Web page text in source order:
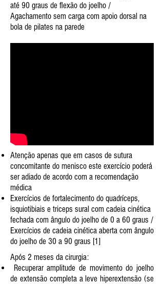
até 90 graus de flexão do joelho /
Agachamento sem carga com apoio dorsal na
bola de pilates na parede
Atenção apenas que em casos de sutura
concomitante do menisco este exercício poderá
ser adiado de acordo com a recomendação
médica
Exercícios de fortalecimento do quadríceps,
isquiotibiais e triceps sural com cadeia cinética
fechada com ângulo do joelho de 0 a 60 graus /
Exercícios de cadeia cinética aberta com ângulo
do joelho de 30 a 90 graus [1]
Após 2 meses da cirurgia:
Recuperar amplitude de movimento do joelho
de extensão completa a leve hiperextensão (se